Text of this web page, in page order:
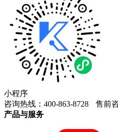
小程序
咨询热线：400-863-8728
售前
产品与服务